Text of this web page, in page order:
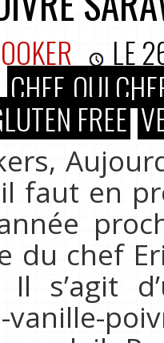
LE
CHEF, OUI
FREE
faut en
du chef
s’agit